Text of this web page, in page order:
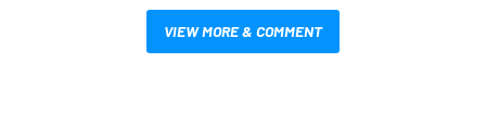
VIEW MORE & COMMENT